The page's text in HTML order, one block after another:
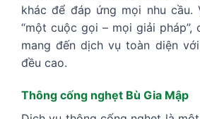
khác để đáp ứng mọi nhu cầu.
“một cuộc gọi – mọi giải pháp”,
mang đến dịch vụ toàn diện
đều cao.
Thông cống nghẹt Bù Gia Mập